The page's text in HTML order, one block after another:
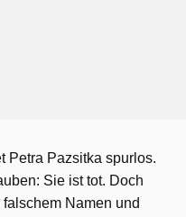
Petra Pazsitka spurlos.
Sie ist tot. Doch
Namen und